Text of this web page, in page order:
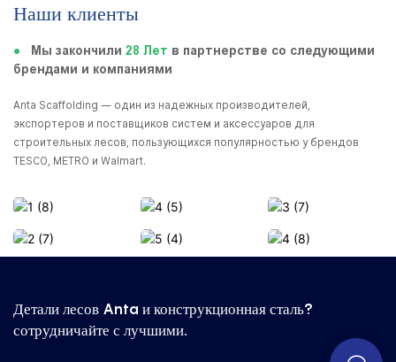
Наши клиенты
● Мы закончили 28 Лет в партнерстве со следующими
брендами и компаниями
Anta Scaffolding — один из надежных производителей,
экспортеров и поставщиков систем и аксессуаров для
строительных лесов, пользующихся популярностью у брендов
TESCO, METRO и Walmart.
Детали лесов Anta и конструкционная сталь?
сотрудничайте с лучшими.